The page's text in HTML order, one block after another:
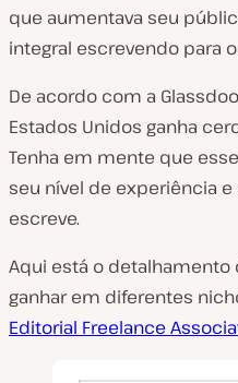
que aumentava seu
integral escrevendo para
De acordo com a
Estados Unidos ganha
Tenha em mente que
seu nível de experiência
escreve.
Aqui está o
ganhar em diferentes
Editorial Freelance